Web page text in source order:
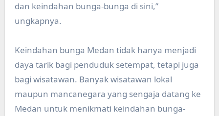
dan keindahan bunga-bunga di sini,”
ungkapnya.
Keindahan bunga Medan tidak hanya menjadi
daya tarik bagi penduduk setempat, tetapi juga
bagi wisatawan. Banyak wisatawan lokal
maupun mancanegara yang sengaja datang ke
Medan untuk menikmati keindahan bunga-